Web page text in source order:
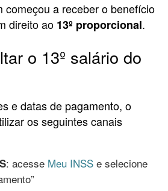
começou a receber o benefício
direito ao 13º proporcional.
o 13º salário do
e datas de pagamento, o
os seguintes canais
: acesse Meu INSS e selecione